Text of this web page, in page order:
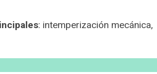
: intemperización mecánica,